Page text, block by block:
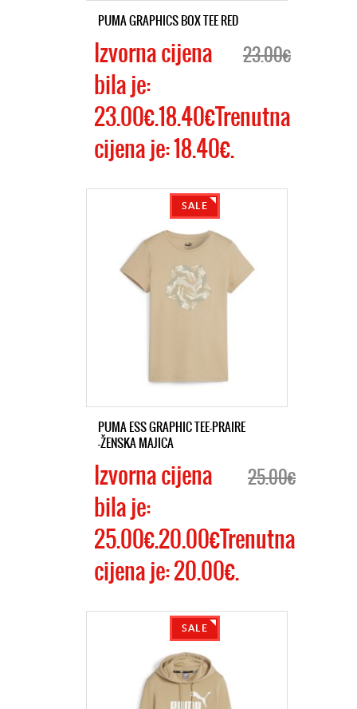
PUMA GRAPHICS BOX TEE RED
23.00€
Izvorna cijena
bila je:
23.00€.18.40€Trenutna
cijena je: 18.40€.
SALE
PUMA ESS GRAPHIC TEE-PRAIRE
-ŽENSKA MAJICA
25.00€
Izvorna cijena
bila je:
25.00€.20.00€Trenutna
cijena je: 20.00€.
SALE